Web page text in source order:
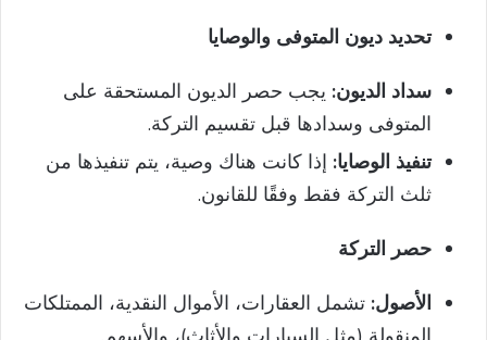
تحديد ديون المتوفى والوصايا
سداد الديون: يجب حصر الديون المستحقة على
المتوفى وسدادها قبل تقسيم التركة.
تنفيذ الوصايا: إذا كانت هناك وصية، يتم تنفيذها من
ثلث التركة فقط وفقًا للقانون.
حصر التركة
الأصول: تشمل العقارات، الأموال النقدية، الممتلكات